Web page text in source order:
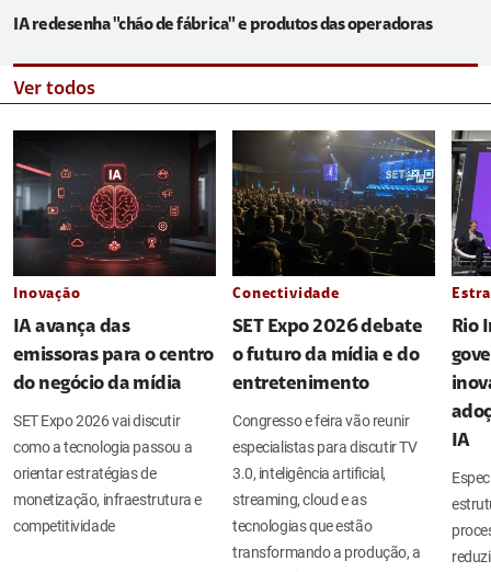
IA redesenha "chão de fábrica" e produtos das operadoras
Ver todos
Inovação
IA avança das
emissoras para o centro
do negócio da mídia
SET Expo 2026 vai discutir
como a tecnologia passou a
orientar estratégias de
monetização, infraestrutura e
competitividade
Conectividade
SET Expo 2026 debate
o futuro da mídia e do
entretenimento
Congresso e feira vão reunir
especialistas para discutir TV
3.0, inteligência artificial,
streaming, cloud e as
tecnologias que estão
transformando a produção, a
Rio
IA